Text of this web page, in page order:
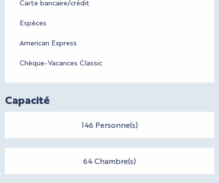
Carte bancaire/crédit
Espèces
American Express
Chèque-Vacances Classic
Capacité
146 Personne(s)
64 Chambre(s)